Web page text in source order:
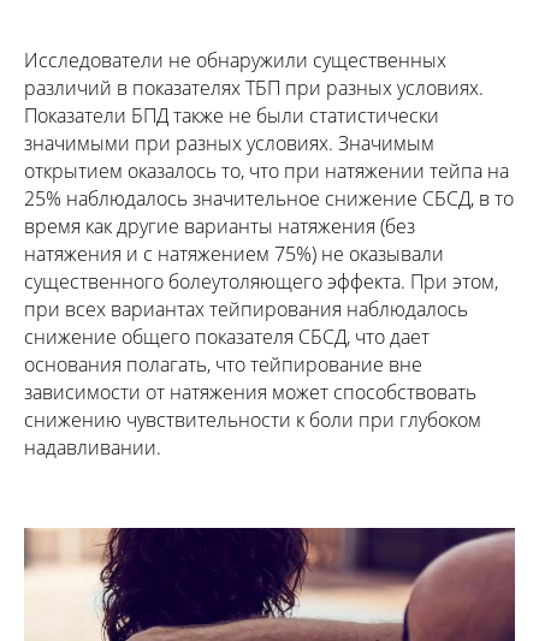
Исследователи не обнаружили существенных
различий в показателях ТБП при разных условиях.
Показатели БПД также не были статистически
значимыми при разных условиях. Значимым
открытием оказалось то, что при натяжении тейпа на
25% наблюдалось значительное снижение СБСД, в то
время как другие варианты натяжения (без
натяжения и с натяжением 75%) не оказывали
существенного болеутоляющего эффекта. При этом,
при всех вариантах тейпирования наблюдалось
снижение общего показателя СБСД, что дает
основания полагать, что тейпирование вне
зависимости от натяжения может способствовать
снижению чувствительности к боли при глубоком
надавливании.